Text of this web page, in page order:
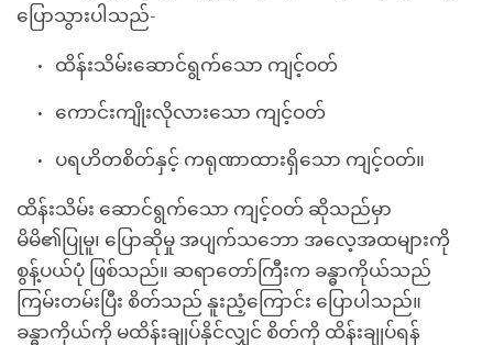
ပြောသွားပါသည်-
ထိန်းသိမ်းဆောင်ရွက်သော ကျင့်ဝတ်
ကောင်းကျိုးလိုလားသော ကျင့်ဝတ်
ပရဟိတစိတ်နှင့် ကရုဏာထားရှိသော ကျင့်ဝတ်။
ထိန်းသိမ်း ဆောင်ရွက်သော ကျင့်ဝတ် ဆိုသည်မှာ
မိမိ၏ပြုမူ၊ ပြောဆိုမှု အပျက်သဘော အလေ့အထများကို
စွန့်ပယ်ပုံ ဖြစ်သည်။ ဆရာတော်ကြီးက ခန္ဓာကိုယ်သည်
ကြမ်းတမ်းပြီး စိတ်သည် နူးညံ့ကြောင်း ပြောပါသည်။
ခန္ဓာကိုယ်ကို မထိန်းချုပ်နိုင်လျှင် စိတ်ကို ထိန်းချုပ်ရန်